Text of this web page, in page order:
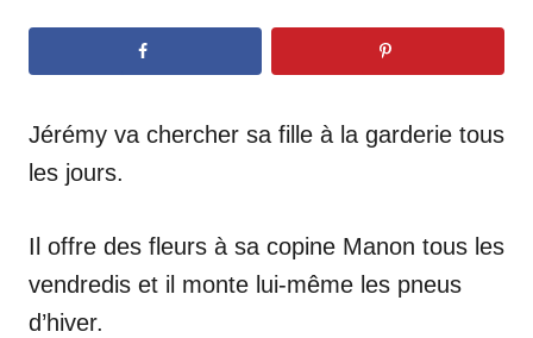
Jérémy va chercher sa fille à la garderie tous
les jours.
Il offre des fleurs à sa copine Manon tous les
vendredis et il monte lui-même les pneus
d’hiver.